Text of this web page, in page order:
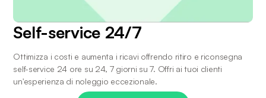
Self-service 24/7
Ottimizza i costi e aumenta i ricavi offrendo ritiro e riconsegna
self-service 24 ore su 24, 7 giorni su 7. Offri ai tuoi clienti
un'esperienza di noleggio eccezionale.